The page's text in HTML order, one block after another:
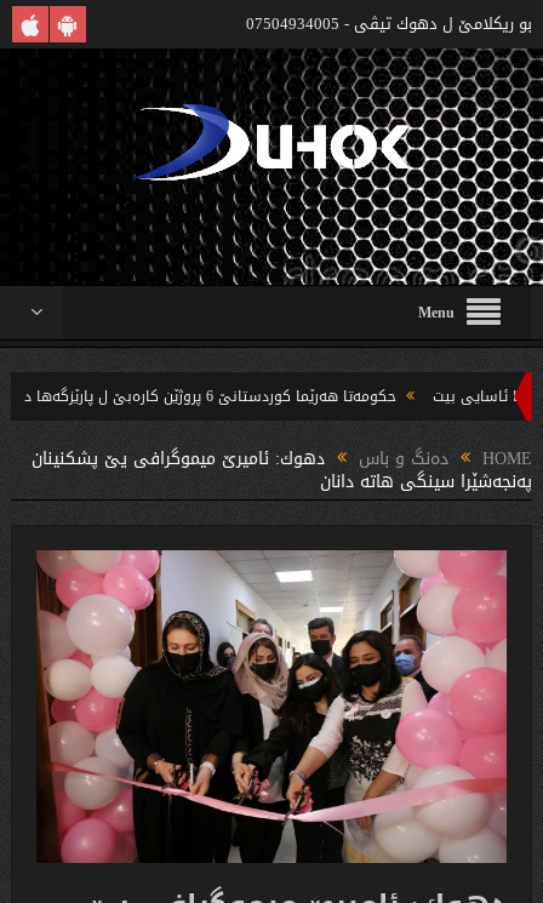
بو ريكلامێ ل دهوك تیڤی - 07504934005
Menu
حکومەتا هەرێما کوردستانێ 6 پروژێن کارەبێ ل پارێزگەها دهوکێ هنارتنه‌ قوناغا بجهئینانێ
بریار ده‌رئێخستن
HOME دەنگ و باس دهوك: ئامیرێ میموگرافى یێ پشکنینان
په‌نجه‌شێرا سینگى هاته‌ دانان